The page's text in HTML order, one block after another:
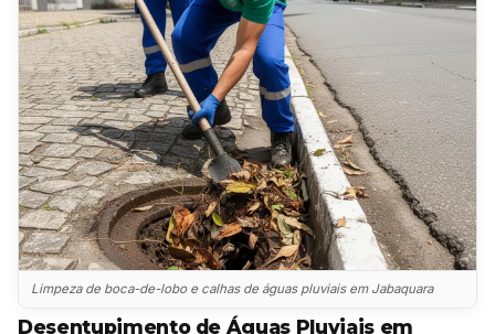
Limpeza de boca-de-lobo e calhas de águas pluviais em Jabaquara
Desentupimento de Águas Pluviais em